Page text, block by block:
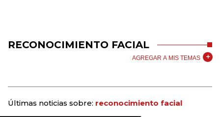
RECONOCIMIENTO FACIAL
AGREGAR A MIS TEMAS
Últimas noticias sobre: reconocimiento facial